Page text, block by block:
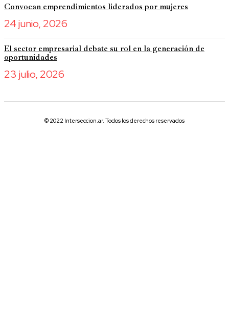
Convocan emprendimientos liderados por mujeres
24 junio, 2026
El sector empresarial debate su rol en la generación de
oportunidades
23 julio, 2026
© 2022 Interseccion.ar. Todos los derechos reservados